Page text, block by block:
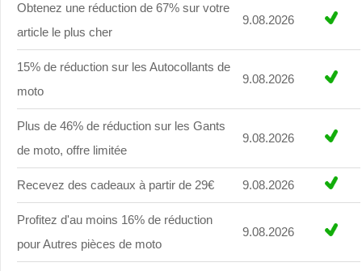
Obtenez une réduction de 67% sur votre
article le plus cher
9.08.2026
15% de réduction sur les Autocollants de
moto
9.08.2026
Plus de 46% de réduction sur les Gants
de moto, offre limitée
9.08.2026
Recevez des cadeaux à partir de 29€ 9.08.2026
Profitez d'au moins 16% de réduction
pour Autres pièces de moto
9.08.2026